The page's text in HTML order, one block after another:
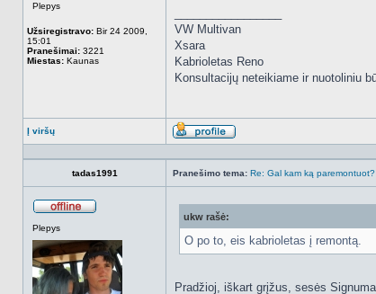
Plepys
Užsiregistravo: Bir 24 2009,
15:01
Pranešimai: 3221
Miestas: Kaunas
VW Multivan
Xsara
Kabrioletas Reno
Konsultacijų neteikiame ir nuotoliniu
Į viršų
Aprašymas
tadas1991
Pranešimo tema: Re: Gal kam ką paremontuot?
Plepys
ukw rašė:
O po to, eis kabrioletas į remontą.
Pradžioj, iškart grįžus, sesės